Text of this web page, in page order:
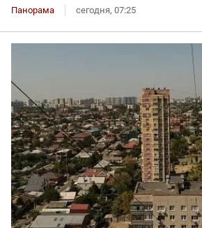
Панорама сегодня, 07:25